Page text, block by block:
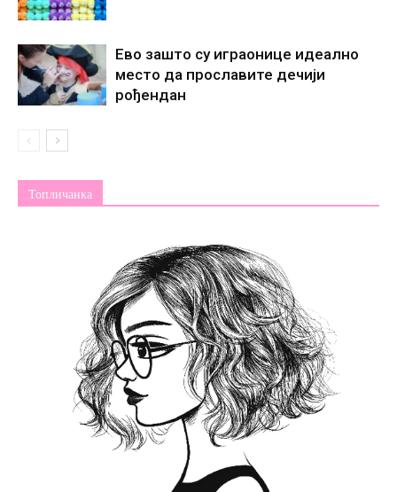
Ево зашто су играонице идеално
место да прославите дечији
рођендан
Топличанка